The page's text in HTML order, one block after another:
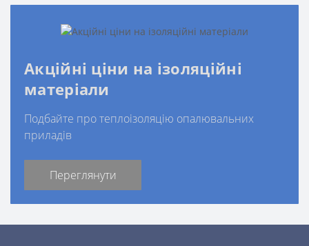
Акційні ціни на ізоляційні
матеріали
Подбайте про теплоізоляцію опалювальних
приладів
Переглянути